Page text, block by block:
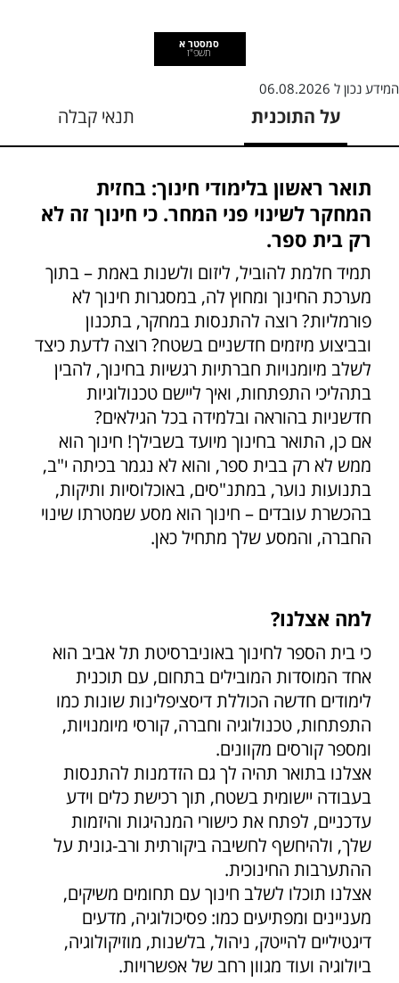
סמסטר א
תשפ"ז
המידע נכון ל 06.08.2026
על התוכנית תנאי קבלה
תואר ראשון בלימודי חינוך: בחזית
המחקר לשינוי פני המחר. כי חינוך זה לא
רק בית ספר.
תמיד חלמת להוביל, ליזום ולשנות באמת – בתוך
מערכת החינוך ומחוץ לה, במסגרות חינוך לא
פורמליות? רוצה להתנסות במחקר, בתכנון
ובביצוע מיזמים חדשניים בשטח? רוצה לדעת כיצד
לשלב מיומנויות חברתיות רגשיות בחינוך, להבין
בתהליכי התפתחות, ואיך ליישם טכנולוגיות
חדשניות בהוראה ובלמידה בכל הגילאים?
אם כן, התואר בחינוך מיועד בשבילך! חינוך הוא
ממש לא רק בבית ספר, והוא לא נגמר בכיתה י"ב,
בתנועות נוער, במתנ"סים, באוכלוסיות ותיקות,
בהכשרת עובדים – חינוך הוא מסע שמטרתו שינוי
החברה, והמסע שלך מתחיל כאן.
למה אצלנו?
כי בית הספר לחינוך באוניברסיטת תל אביב הוא
אחד המוסדות המובילים בתחום, עם תוכנית
לימודים חדשה הכוללת דיסציפלינות שונות כמו
התפתחות, טכנולוגיה וחברה, קורסי מיומנויות,
ומספר קורסים מקוונים.
אצלנו בתואר תהיה לך גם הזדמנות להתנסות
בעבודה יישומית בשטח, תוך רכישת כלים וידע
עדכניים, לפתח את כישורי המנהיגות והיזמות
שלך, ולהיחשף לחשיבה ביקורתית ורב-גונית על
ההתערבות החינוכית.
אצלנו תוכלו לשלב חינוך עם תחומים משיקים,
מעניינים ומפתיעים כמו: פסיכולוגיה, מדעים
דיגטיליים להייטק, ניהול, בלשנות, מוזיקולוגיה,
ביולוגיה ועוד מגוון רחב של אפשרויות.